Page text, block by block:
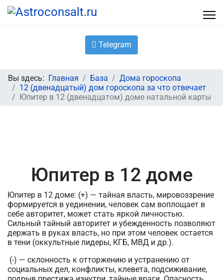
Telegram
Вы здесь: Главная База
Дома гороскопа
12 (двенадцатый) дом гороскопа за что отвечает
Юпитер в 12 (двенадцатом) доме натальной карты
Юпитер в 12 доме
Юпитер в 12 доме: (+) — тайная власть, мировоззрение
формируется в уединении, человек сам воплощает в
себе авторитет, может стать яркой личностью.
Сильный тайный авторитет и убежденность позволяют
держать в руках власть, но при этом человек остается
в тени (оккультные лидеры, КГБ, МВД и др.).
(-) — склонность к отторжению и устранению от
социальных дел, конфликты, клевета, подсиживание,